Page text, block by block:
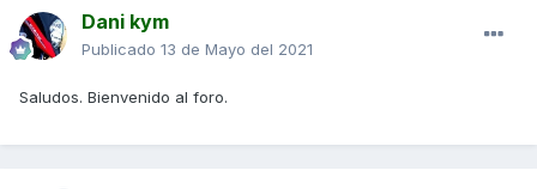
Dani kym
Publicado 13 de Mayo del 2021
Saludos. Bienvenido al foro.